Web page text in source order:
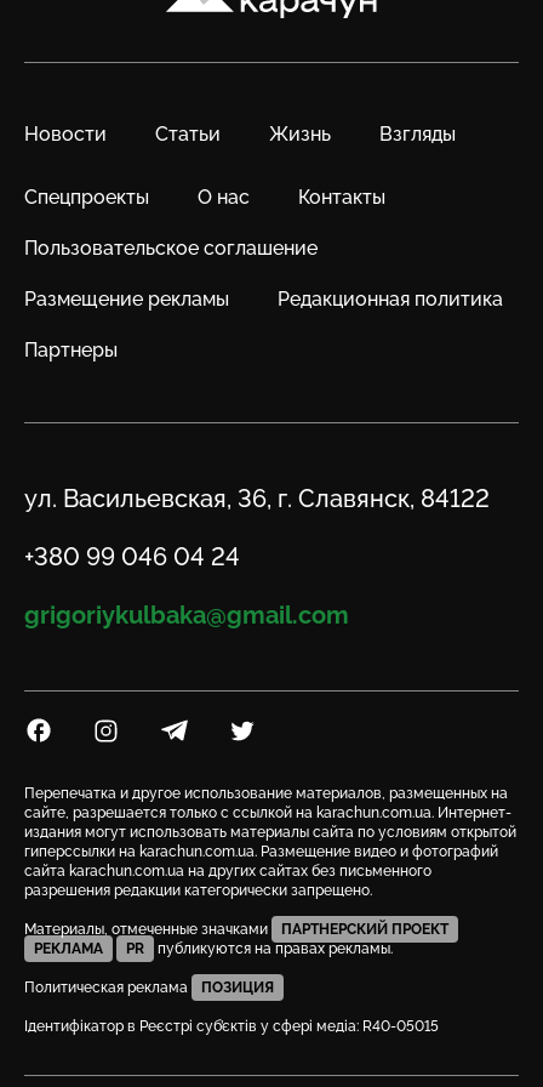
Новости Статьи Жизнь Взгляды
Спецпроекты О нас Контакты
Пользовательское соглашение
Размещение рекламы Редакционная политика
Партнеры
Адрес
ул. Васильевская, 36, г. Славянск, 84122
Телефон
+380 99 046 04 24
Email
grigoriykulbaka@gmail.com
Посилання на Facebook
Посилання на Instagram
Посилання на Telegram
Посилання на Twitter
Перепечатка и другое использование материалов, размещенных на
сайте, разрешается только с ссылкой на karachun.com.ua. Интернет-
издания могут использовать материалы сайта по условиям открытой
гиперссылки на karachun.com.ua. Размещение видео и фотографий
сайта karachun.com.ua на других сайтах без письменного
разрешения редакции категорически запрещено.
Материалы, отмеченные значками
ПАРТНЕРСКИЙ ПРОЕКТ
РЕКЛАМА
PR публикуются на правах рекламы.
Политическая реклама ПОЗИЦИЯ
Ідентифікатор в Реєстрі суб’єктів у сфері медіа: R40-05015